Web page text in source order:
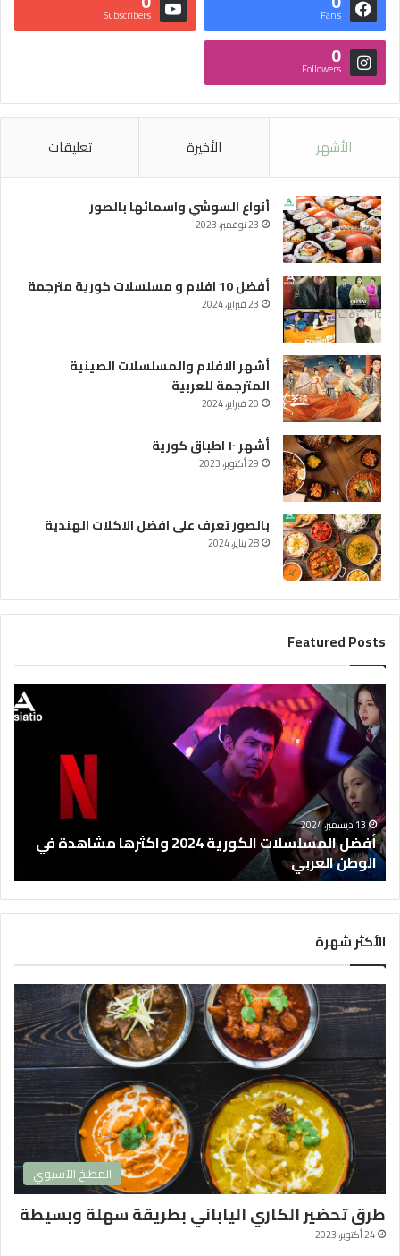
Fans
Subscribers
0
Followers
الأشهر الأخيرة تعليقات
أنواع السوشي واسمائها بالصور
23 نوفمبر، 2023
أفضل 10 افلام و مسلسلات كورية مترجمة
23 فبراير، 2024
أشهر الافلام والمسلسلات الصينية
المترجمة للعربية
20 فبراير، 2024
أشهر ١٠ اطباق كورية
29 أكتوبر، 2023
بالصور تعرف على افضل الاكلات الهندية
28 يناير، 2024
Featured Posts
أ
ف
ض
ل
ا
ل
م
س
ل
س
ل
ا
ت
ا
ل
ك
و
ر
ي
ة
2
0
2
4
و
ا
ث
ر
ه
13 ديسمبر، 2024
أفضل المسلسلات الكورية 2024 واكثرها مشاهدة في
الوطن العربي
الأكثر شهرة
المطبخ الآسيوي
طرق تحضير الكاري الياباني بطريقة سهلة وبسيطة
24 أكتوبر، 2023